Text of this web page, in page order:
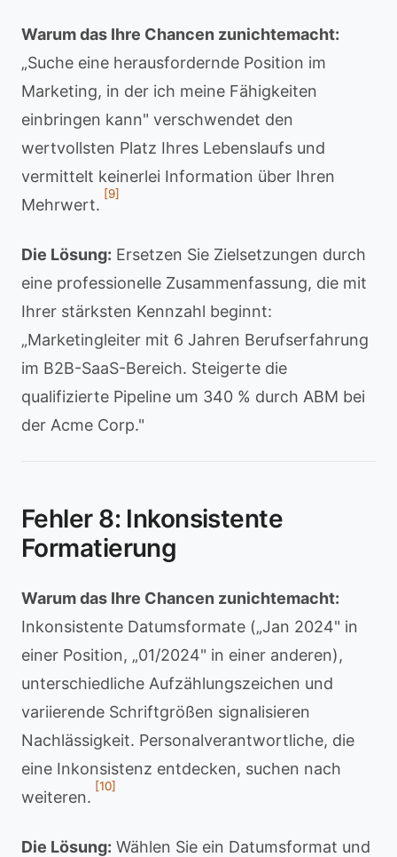
Warum das Ihre Chancen zunichtemacht:
„Suche eine herausfordernde Position im
Marketing, in der ich meine Fähigkeiten
einbringen kann" verschwendet den
wertvollsten Platz Ihres Lebenslaufs und
vermittelt keinerlei Information über Ihren
Mehrwert.
[9]
Die Lösung: Ersetzen Sie Zielsetzungen durch
eine professionelle Zusammenfassung, die mit
Ihrer stärksten Kennzahl beginnt:
„Marketingleiter mit 6 Jahren Berufserfahrung
im B2B-SaaS-Bereich. Steigerte die
qualifizierte Pipeline um 340 % durch ABM bei
der Acme Corp."
Fehler 8: Inkonsistente
Formatierung
Warum das Ihre Chancen zunichtemacht:
Inkonsistente Datumsformate („Jan 2024" in
einer Position, „01/2024" in einer anderen),
unterschiedliche Aufzählungszeichen und
variierende Schriftgrößen signalisieren
Nachlässigkeit. Personalverantwortliche, die
eine Inkonsistenz entdecken, suchen nach
weiteren.
[10]
Die Lösung: Wählen Sie ein Datumsformat und